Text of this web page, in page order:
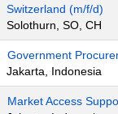
Switzerland (m/f/d)
Solothurn, SO, CH
Government
Jakarta, Indonesia
Market Access